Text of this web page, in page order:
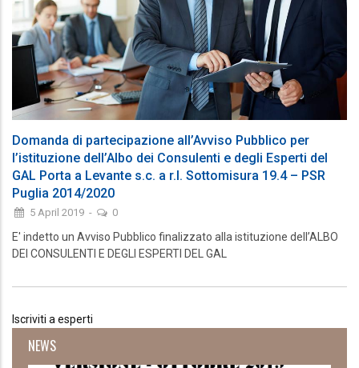
Domanda di partecipazione all’Avviso Pubblico per
l’istituzione dell’Albo dei Consulenti e degli Esperti del
GAL Porta a Levante s.c. a r.l. Sottomisura 19.4 – PSR
Puglia 2014/2020
5 April 2019 - 0
E' indetto un Avviso Pubblico finalizzato alla istituzione dell’ALBO
DEI CONSULENTI E DEGLI ESPERTI DEL GAL
Iscriviti a esperti
NEWS